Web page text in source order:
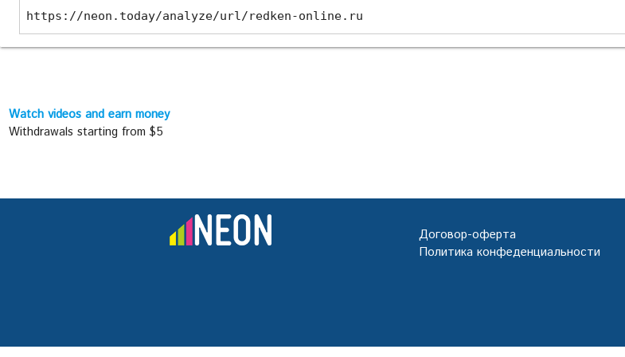
https://neon.today/analyze/url/redken-online.ru
Watch videos and earn money
Withdrawals starting from $5
Договор-оферта
Политика конфеденциальности